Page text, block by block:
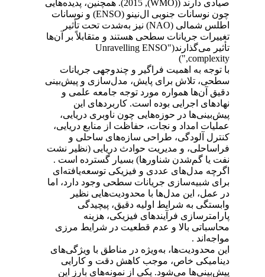
صیادی دارند ((WMO), 2015).
همچنین، پدیده‌هایی
چون نوسانات جنوبی ال‌نینو (ENSO)
و نوسانات
اطلس شمالی (NAO)
نیز به‌شدت تحت تأثیر
تغییرات جریانات سطحی هستند و متقابلاً بر آن‌ها
تأثیر می‌گذارند("
Unravelling ENSO
complexity
,")
با توجه به اهمیت فراگیر و چندوجهی جریانات
سطحی، تلاش برای پایش، مدل‌سازی و پیش‌بینی
دقیق آن‌ها همواره مورد توجه جامعه علمی و
نهادهای اجرایی بوده است. کاربردهای این
پیش‌بینی‌ها در حوزه‌هایی چون ناوبری دریایی،
عملیات امداد و نجات، حفاظت از منابع دریایی،
کنترل آلودگی، طراحی سازه‌های ساحلی و
فراساحلی، و مدیریت حوادث دریایی (نظیر نشت
نفت یا گم‌شدن شناورها) بسیار گسترده است .
اگرچه مدل‌های عددی و فیزیکی توسعه‌یافته‌ای
برای شبیه‌سازی جریانات سطحی وجود دارد، اما
در عمل، این مدل‌ها با محدودیت‌هایی نظیر
وابستگی به شرایط اولیه دقیق، پیچیدگی
پارامترسازی فرآیندهای فیزیکی، هزینه
محاسباتی بالا و عدم قطعیت در شرایط مرزی
مواجه‌اند .
این محدودیت‌ها، به‌ویژه در مناطق با ویژگی‌های
دینامیکی خاص، موجب کاهش دقت و کارایی
پیش‌بینی‌ها می‌شود. یکی از نمونه‌های بارز این